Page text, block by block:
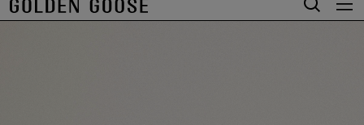
principal
du